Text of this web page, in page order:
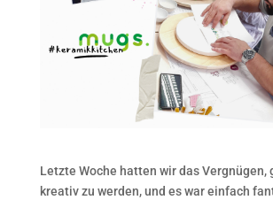
Letzte Woche hatten wir das Vergnügen,
kreativ zu werden, und es war einfach